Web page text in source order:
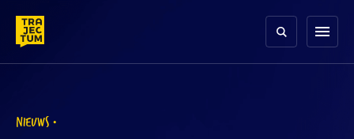
content
menu
NIEUWS